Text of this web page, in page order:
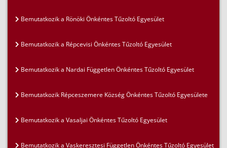
Bemutatkozik a Rönöki Önkéntes Tűzoltó Egyesület
Bemutatkozik a Répcevisi Önkéntes Tűzoltó Egyesület
Bemutatkozik a Nardai Független Önkéntes Tűzoltó Egyesület
Bemutatkozik Répceszemere Község Önkéntes Tűzoltó Egyesülete
Bemutatkozik a Vasaljai Önkéntes Tűzoltó Egyesület
Bemutatkozik a Vaskeresztesi Független Önkéntes Tűzoltó Egyesület